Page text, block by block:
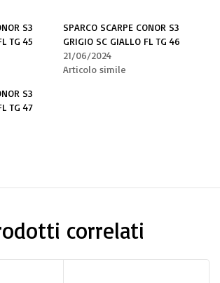
S3
TG 45
SPARCO SCARPE CONOR S3
GRIGIO SC GIALLO FL TG 46
21/06/2024
Articolo simile
S3
TG 47
correlati